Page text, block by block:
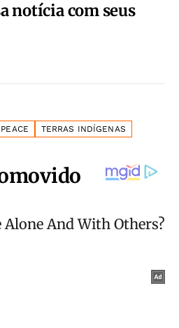
notícia com seus
TERRAS INDÍGENAS